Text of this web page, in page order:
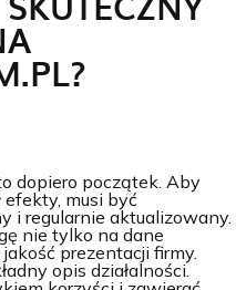
dopiero początek. Aby
efekty, musi być
i regularnie aktualizowany.
nie tylko na dane
prezentacji firmy.
opis działalności.